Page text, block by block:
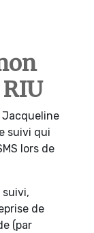
suivi qui
lors de
suivi,
de
(par